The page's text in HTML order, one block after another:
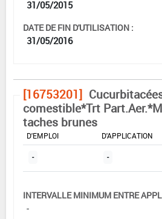
31/05/2015
DATE DE FIN D'UTILISATION :
31/05/2016
[16753201]
comestible*Trt
taches brunes
DOSE MAX
D'EMPLOI
D'APPLICATION
- -
INTERVALLE MINIMUM ENTRE
-